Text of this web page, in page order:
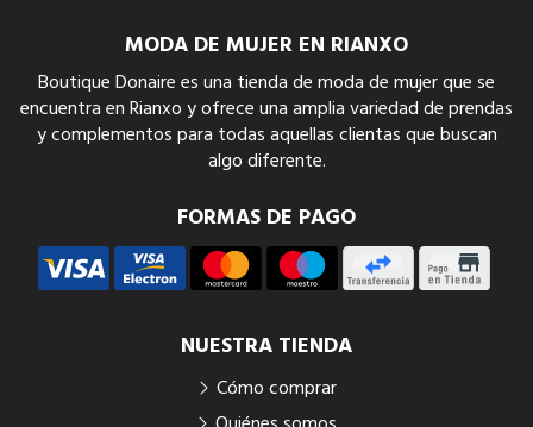
MODA DE MUJER EN RIANXO
Boutique Donaire es una tienda de moda de mujer que se
encuentra en Rianxo y ofrece una amplia variedad de prendas
y complementos para todas aquellas clientas que buscan
algo diferente.
FORMAS DE PAGO
NUESTRA TIENDA
Cómo comprar